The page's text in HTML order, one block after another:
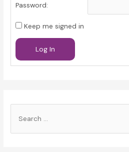
Password:
Keep me signed in
Log In